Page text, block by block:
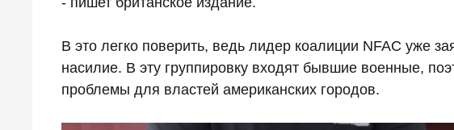
В это легко поверить, ведь лидер коалиции NFAC уже
насилие. В эту группировку входят бывшие военные,
проблемы для властей американских городов.